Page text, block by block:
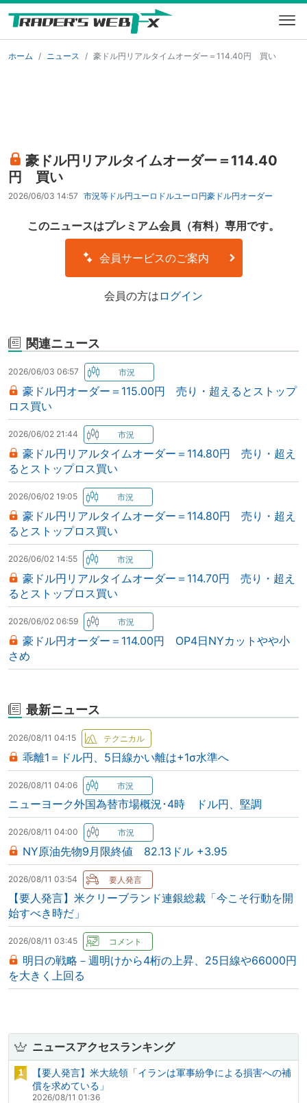
ホーム ニュース 豪ドル円リアルタイムオーダー＝114.40円 買い
豪ドル円リアルタイムオーダー＝114.40
円 買い
2026/06/03 14:57 市況等 ドル円ユーロドルユーロ円豪ドル円オーダー
このニュースはプレミアム会員（有料）専用です。
会員サービスのご案内
会員の方は ログイン
関連ニュース
2026/06/03 06:57
豪ドル円オーダー＝115.00円 売り・超えるとストップ
ロス買い
2026/06/02 21:44
豪ドル円リアルタイムオーダー＝114.80円 売り・超え
るとストップロス買い
2026/06/02 19:05
豪ドル円リアルタイムオーダー＝114.80円 売り・超え
るとストップロス買い
2026/06/02 14:55
豪ドル円リアルタイムオーダー＝114.70円 売り・超え
るとストップロス買い
2026/06/02 06:59
豪ドル円オーダー＝114.00円 OP4日NYカットやや小
さめ
最新ニュース
2026/08/11 04:15
乖離1＝ドル円、5日線かい離は+1σ水準へ
2026/08/11 04:06
ニューヨーク外国為替市場概況･4時 ドル円、堅調
2026/08/11 04:00
NY原油先物9月限終値 82.13ドル +3.95
2026/08/11 03:54
【要人発言】米クリーブランド連銀総裁「今こそ行動を開
始すべき時だ」
2026/08/11 03:45
明日の戦略－週明けから4桁の上昇、25日線や66000円
を大きく上回る
ニュースアクセスランキング
【要人発言】米大統領「イランは軍事紛争による損害への補
償を求めている」
2026/08/11 01:36